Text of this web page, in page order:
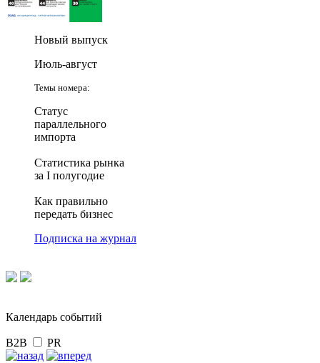
Новый выпуск
Июль-август
Темы номера:
Статус
параллельного
импорта
Статистика рынка
за I полугодие
Как правильно
передать бизнес
Подписка на журнал
Календарь событий
B2B PR